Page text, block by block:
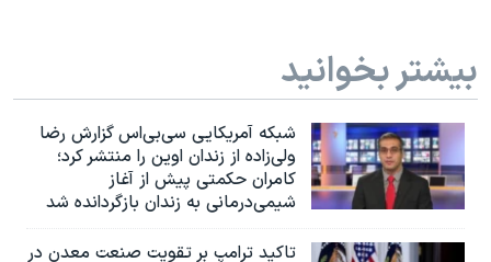
بیشتر بخوانید
شبکه آمریکایی سی‌بی‌‌اس گزارش رضا
ولی‌زاده از زندان اوین را منتشر کرد؛
کامران حکمتی پیش از آغاز
شیمی‌درمانی به زندان بازگردانده شد
تاکید ترامپ بر تقویت صنعت معدن در